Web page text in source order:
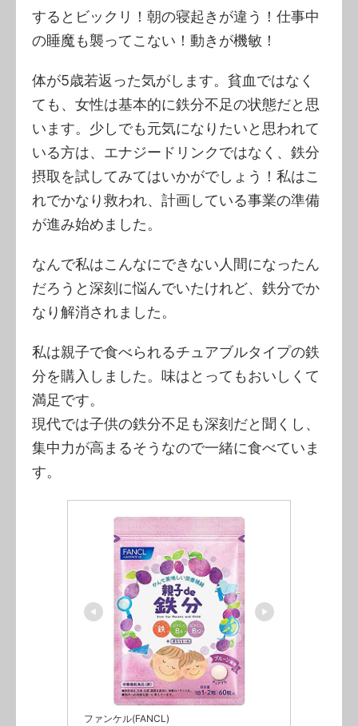
するとビックリ！朝の寝起きが違う！仕事中
の睡魔も襲ってこない！動きが機敏！
体が5歳若返った気がします。貧血ではなく
ても、女性は基本的に鉄分不足の状態だと思
います。少しでも元気になりたいと思われて
いる方は、エナジードリンクではなく、鉄分
摂取を試してみてはいかがでしょう！私はこ
れでかなり救われ、計画している事業の準備
が進み始めました。
なんで私はこんなにできない人間になったん
だろうと深刻に悩んでいたけれど、鉄分でか
なり解消されました。
私は親子で食べられるチュアブルタイプの鉄
分を購入しました。味はとってもおいしくて
満足です。
現代では子供の鉄分不足も深刻だと聞くし、
集中力が高まるそうなので一緒に食べていま
す。
ファンケル(FANCL)